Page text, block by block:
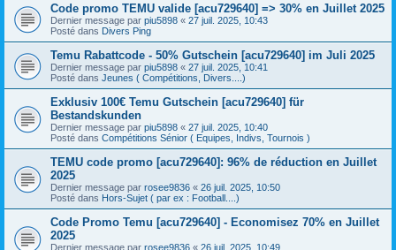
Code promo TEMU valide [acu729640] => 30% en Juillet 2025
Dernier message par piu5898 « 27 juil. 2025, 10:43
Posté dans Divers Ping
Temu Rabattcode - 50% Gutschein [acu729640] im Juli 2025
Dernier message par piu5898 « 27 juil. 2025, 10:41
Posté dans Jeunes ( Compétitions, Divers....)
Exklusiv 100€ Temu Gutschein [acu729640] für
Bestandskunden
Dernier message par piu5898 « 27 juil. 2025, 10:40
Posté dans Compétitions Sénior ( Equipes, Indivs, Tournois )
TEMU code promo [acu729640]: 96% de réduction en Juillet
2025
Dernier message par rosee9836 « 26 juil. 2025, 10:50
Posté dans Hors-Sujet ( par ex : Football....)
Code Promo Temu [acu729640] - Economisez 70% en Juillet
2025
Dernier message par rosee9836 « 26 juil. 2025, 10:49